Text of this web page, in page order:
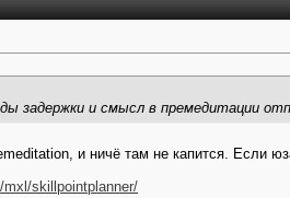
задержки и смысл в премедитации
и ничё там не капится. Если
mxl/skillpointplanner/